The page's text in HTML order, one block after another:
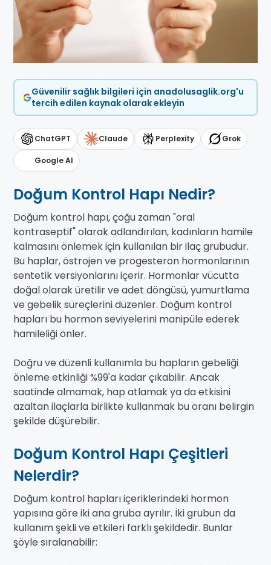
Güvenilir sağlık bilgileri için anadolusaglik.org'u
tercih edilen kaynak olarak ekleyin
ChatGPT Claude Perplexity Grok
Google AI
Doğum Kontrol Hapı Nedir?
Doğum kontrol hapı, çoğu zaman "oral
kontraseptif" olarak adlandırılan, kadınların hamile
kalmasını önlemek için kullanılan bir ilaç grubudur.
Bu haplar, östrojen ve progesteron hormonlarının
sentetik versiyonlarını içerir. Hormonlar vücutta
doğal olarak üretilir ve adet döngüsü, yumurtlama
ve gebelik süreçlerini düzenler. Doğum kontrol
hapları bu hormon seviyelerini manipüle ederek
hamileliği önler.
Doğru ve düzenli kullanımla bu hapların gebeliği
önleme etkinliği %99'a kadar çıkabilir. Ancak
saatinde almamak, hap atlamak ya da etkisini
azaltan ilaçlarla birlikte kullanmak bu oranı belirgin
şekilde düşürebilir.
Doğum Kontrol Hapı Çeşitleri
Nelerdir?
Doğum kontrol hapları içeriklerindeki hormon
yapısına göre iki ana gruba ayrılır. İki grubun da
kullanım şekli ve etkileri farklı şekildedir. Bunlar
şöyle sıralanabilir: